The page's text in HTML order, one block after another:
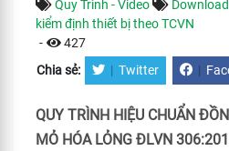
Quy Trình - Video
kiểm định thiết bị theo TCVN
-
427
Chia sẻ: | Twitter |
QUY TRÌNH HIỆU CHUẨN
MỎ HÓA LỎNG ĐLVN